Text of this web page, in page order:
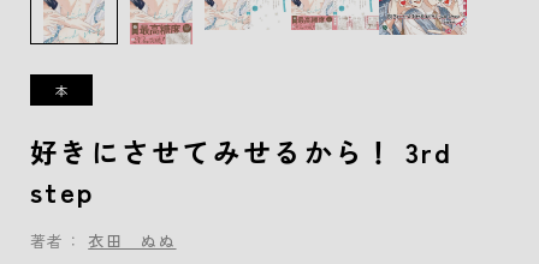
好きにさせてみせるから！ 3rd
step
著者： 衣田 ぬぬ